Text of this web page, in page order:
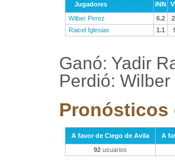
Jugadores INN
Wilber Perez
6.2
Raicel Iglesias
1.1
Ganó: Yadir
Perdió:
Pronósticos
A favor de Ciego de Avila
A
92 usuarios